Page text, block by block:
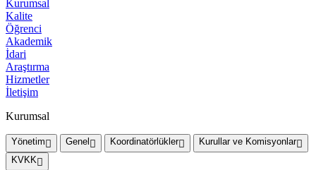
Kurumsal
Kalite
Öğrenci
Akademik
İdari
Araştırma
Hizmetler
İletişim
Kurumsal
Yönetim Genel Koordinatörlükler
Kurullar ve Komisyonlar
KVKK